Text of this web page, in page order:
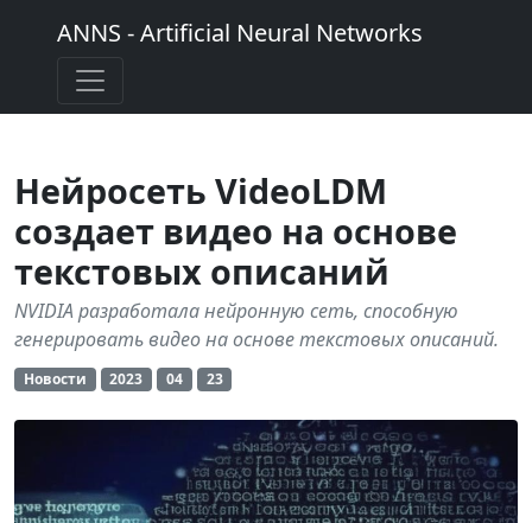
ANNS - Artificial Neural Networks
Нейросеть VideoLDM
создает видео на основе
текстовых описаний
NVIDIA разработала нейронную сеть, способную
генерировать видео на основе текстовых описаний.
Новости 2023 04 23